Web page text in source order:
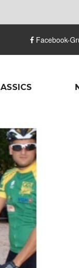
Facebook-